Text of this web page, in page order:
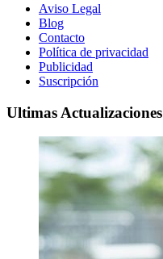
Aviso Legal
Blog
Contacto
Política de privacidad
Publicidad
Suscripción
Ultimas Actualizaciones